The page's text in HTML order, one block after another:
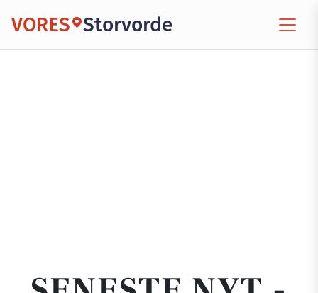
VORES Storvorde